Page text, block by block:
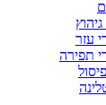
עזר
תפירה